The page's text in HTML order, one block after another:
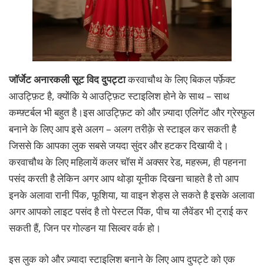
जॉर्जेट अनारकली सूट विद दुपट्टाकरवाचौथ के लिए बिकल पर्फ़ेक्ट
आउट्फ़िट है, क्योंकि ये आउट्फ़िट स्टाइलिश होने के साथ – साथ
कम्फ़्टर्बल भी बहुत है।इस आउट्फ़िट को और ज़्यादा एलिगेंट और ग्रेस्फ़ुल
बनाने के लिए आप इसे अलग – अलग तरीक़े से स्टाइल कर सकती है
जिससे कि आपका लुक सबसे जयदा सुंदर और हटकर दिखायी दे।
करवाचौथ के लिए महिलायें कलर चॉस में अक्सर रेड, महरूम, ही पहनना
पसंद करती है लेकिन अगर आप थोड़ा यूनीक दिखना चाहते है तो आप
इनके अलावा रानी पिंक, फूशिया, या वाइन शेड्स ले सकते है इसके अलावा
अगर आपको लाइट पसंद है तो पेस्टल पिंक, पीच या लैवेंडर भी ट्राई कर
सकती हैं, जिन पर गोल्डन या सिल्वर वर्क हो।
इस लुक को और ज़्यादा स्टाइलिश बनाने के लिए आप दुपट्टे को एक